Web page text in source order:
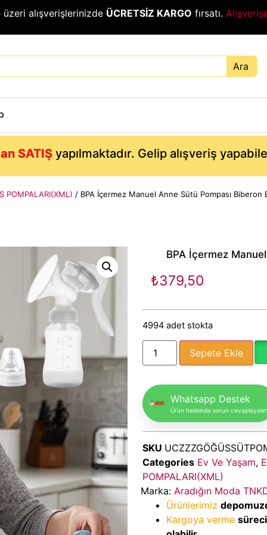
üzeri alışverişlerinizde ÜCRETSİZ KARGO fırsatı.
Ara
SATIŞyapılmaktadır. Gelip alışveriş
POMPALARI(XML) / BPA İçermez Manuel Anne Sütü Pompası Biberon
BPA İçermez
₺379,50
4994 adet stokta
Sepete Ekle
Whatsapp Destek
Ürün hakkında sorun
SKU
Categories Ev Ve Yaşam,
POMPALARI(XML)
Marka: Aradığın Moda
Ürünlerimiz
Kargoya verme